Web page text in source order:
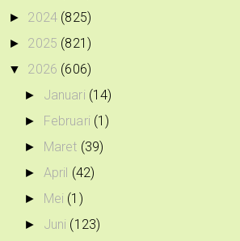
► 2024 (825)
► 2025 (821)
▼ 2026 (606)
► Januari (14)
► Februari (1)
► Maret (39)
► April (42)
► Mei (1)
► Juni (123)